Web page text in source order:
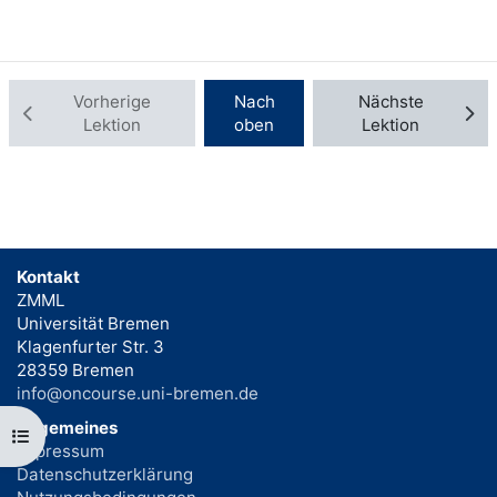
Kursindex öffnen
Vorherige
Lektion
Nach
oben
Nächste
Lektion
Kontakt
ZMML
Universität Bremen
Klagenfurter Str. 3
28359 Bremen
info@oncourse.uni-bremen.de
Allgemeines
Impressum
Datenschutzerklärung